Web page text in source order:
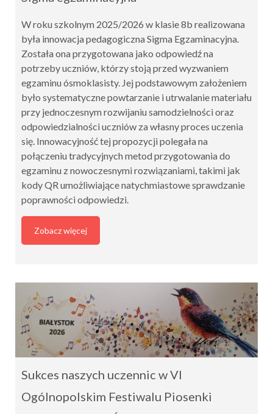
W roku szkolnym 2025/2026 w klasie 8b realizowana
była innowacja pedagogiczna Sigma Egzaminacyjna.
Została ona przygotowana jako odpowiedź na
potrzeby uczniów, którzy stoją przed wyzwaniem
egzaminu ósmoklasisty. Jej podstawowym założeniem
było systematyczne powtarzanie i utrwalanie materiału
przy jednoczesnym rozwijaniu samodzielności oraz
odpowiedzialności uczniów za własny proces uczenia
się. Innowacyjność tej propozycji polegała na
połączeniu tradycyjnych metod przygotowania do
egzaminu z nowoczesnymi rozwiązaniami, takimi jak
kody QR umożliwiające natychmiastowe sprawdzanie
poprawności odpowiedzi.
Zobacz więcej
Sukces naszych uczennic w VI
Ogólnopolskim Festiwalu Piosenki